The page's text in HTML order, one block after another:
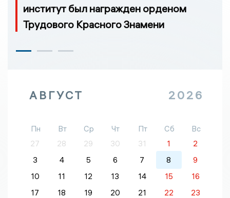
институт был награжден орденом
Трудового Красного Знамени
АВГУСТ 2026
Пн Вт Ср Чт Пт Сб
Вс
27
28 29 30 31 1
2
3
4 5 6 7 8
9
10
11 12 13 14 15
16
17
18 19 20 21 22
23